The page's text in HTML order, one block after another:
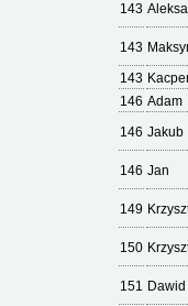
143
143
143
146 Adam
146 Jakub
146 Jan
149
150
151 Dawid